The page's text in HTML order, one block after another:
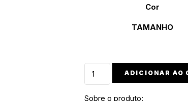
Cor
TAMANHO
walkind
ADICIONAR AO
Sobre o produto: